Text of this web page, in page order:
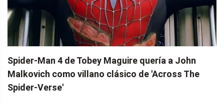
Spider-Man 4 de Tobey Maguire quería a John
Malkovich como villano clásico de 'Across The
Spider-Verse'